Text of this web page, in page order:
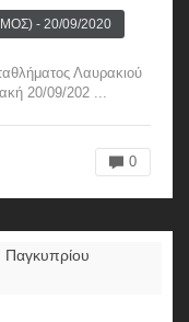
- 20/09/2020
Λαυρακιού
20/09/202 ...
0